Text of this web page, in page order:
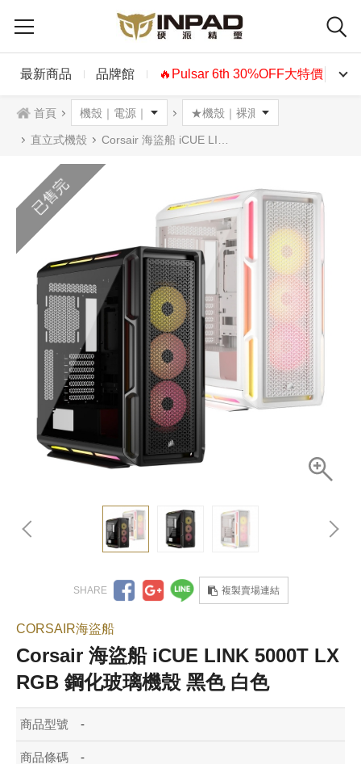
最新商品 品牌館 🔥Pulsar 6th 30%OFF大特價🔥
首頁
直立式機殼 Corsair 海盜船 iCUE LINK 5000T LX RGB 鋼化玻璃機殼 黑色 白色
已售完
複製賣場連結
CORSAIR海盜船
Corsair 海盜船 iCUE LINK 5000T LX
RGB 鋼化玻璃機殼 黑色 白色
商品型號 -
商品條碼 -